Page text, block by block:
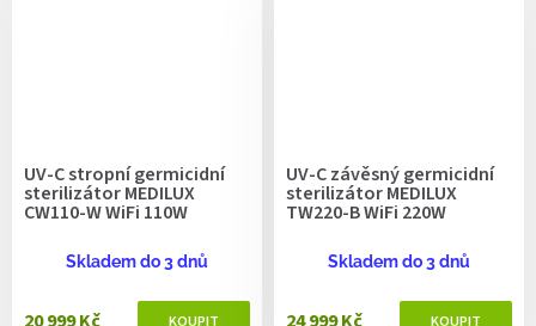
UV-C stropní germicidní
sterilizátor MEDILUX
CW110-W WiFi 110W
Skladem do 3 dnů
UV-C závěsný germicidní
sterilizátor MEDILUX
TW220-B WiFi 220W
Skladem do 3 dnů